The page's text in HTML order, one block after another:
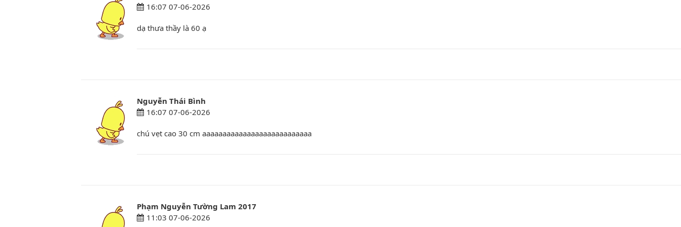
16:07 07-06-2026
dạ thưa thầy là 60 ạ
Nguyễn Thái Bình
16:07 07-06-2026
chú vẹt cao 30 cm aaaaaaaaaaaaaaaaaaaaaaaaaaa
Phạm Nguyễn Tường Lam 2017
11:03 07-06-2026